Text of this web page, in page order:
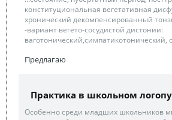
конституциональная вегетативная
хронический декомпенсированный
-вариант вегето-сосудистой дистонии:
Предлагаю
Практика в школьном
Особенно среди младших школьников